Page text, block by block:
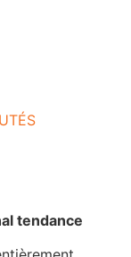
tendance